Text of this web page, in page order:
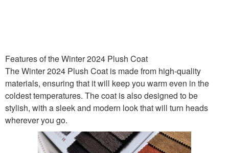
Features of the Winter 2024 Plush Coat
The Winter 2024 Plush Coat is made from high-quality
materials, ensuring that it will keep you warm even in the
coldest temperatures. The coat is also designed to be
stylish, with a sleek and modern look that will turn heads
wherever you go.